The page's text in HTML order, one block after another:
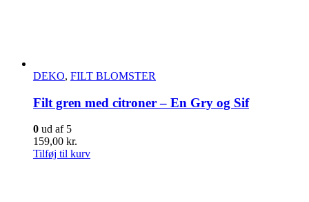
DEKO, FILT BLOMSTER
Filt gren med citroner – En Gry og Sif
0 ud af 5
159,00 kr.
Tilføj til kurv